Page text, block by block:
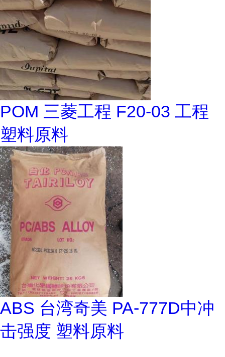
POM 三菱工程 F20-03 工程
塑料原料
ABS 台湾奇美 PA-777D中冲
击强度 塑料原料